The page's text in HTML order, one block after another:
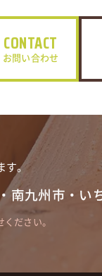
CONTACT
お問い合わせ
す。
南九州市・い
ださい。